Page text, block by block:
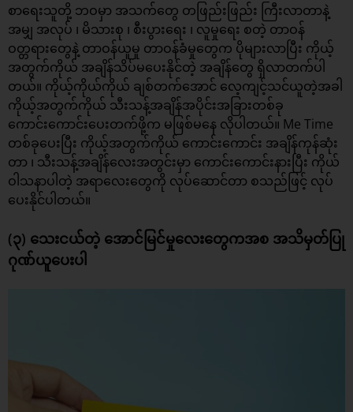
စာရေးသူတို့ ဘဝမှာ အသက်တွေ တဖြည်းဖြည်း ကြီးလာတာနဲ့
အမျှ အလုပ် ၊ မိသားစု ၊ စီးပွားရေး ၊ လူမှုရေး စတဲ့ တာဝန်
ဝတ္တရားတွေနဲ့ တာဝန်ယူမှု တာဝန်ခံမှုတွေက ပိုများလာပြီး ကိုယ့်
အတွက်ကိုယ် အချိန်သိပ်မပေးနိုင်တဲ့ အချိန်တွေ ရှိလာတက်ပါ
တယ်။ ကိုယ့်ကိုယ်ကိုယ် ချစ်တက်အောင် လေ့ကျင့်သင်ယူတဲ့အခါ
ကိုယ့်အတွက်ကိုယ် သီးသန့်အချိန်အပိုင်းအခြားတစ်ခု
ကောင်းကောင်းပေးတက်ဖို့က မဖြစ်မနေ လိုပါတယ်။ Me Time
တစ်ခုပေးပြီး ကိုယ့်အတွက်ကိုယ် ကောင်းကောင်း အချိန်ကုန်ဆုံး
တာ ၊ သီးသန့်အချိန်လေးအတွင်းမှာ ကောင်းကောင်းနားပြီး ကိုယ်
ဝါသနာပါတဲ့ အရာလေးတွေကို လုပ်ဆောင်တာ စသည်ဖြင့် လုပ်
ပေးနိုင်ပါတယ်။
(၃) သေးငယ်တဲ့ အောင်မြင်မှုလေးတွေကအစ အသိမှတ်ပြု
ဂုဏ်ယူပေးပါ